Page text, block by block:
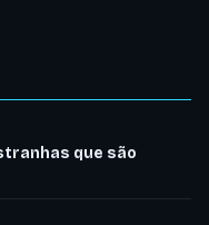
que são